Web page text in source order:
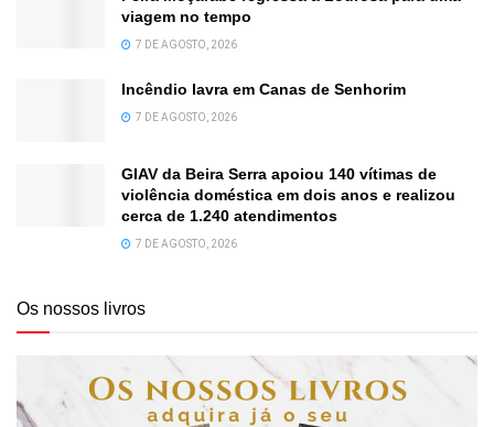
viagem no tempo
7 DE AGOSTO, 2026
Incêndio lavra em Canas de Senhorim
7 DE AGOSTO, 2026
GIAV da Beira Serra apoiou 140 vítimas de
violência doméstica em dois anos e realizou
cerca de 1.240 atendimentos
7 DE AGOSTO, 2026
Os nossos livros